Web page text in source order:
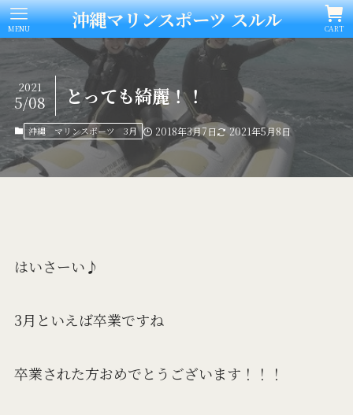
沖縄マリンスポーツ スルル CART
MENU
とっても綺麗！！
2021
5/08
沖縄 マリンスポーツ 3月 2018年3月7日 2021年5月8日
はいさーい♪
3月といえば卒業ですね
卒業された方おめでとうございます！！！